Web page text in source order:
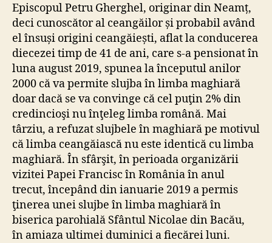
Episcopul Petru Gherghel, originar din Neamț,
deci cunoscător al ceangăilor și probabil având
el însuși origini ceangăiești, aflat la conducerea
diecezei timp de 41 de ani, care s-a pensionat în
luna august 2019, spunea la începutul anilor
2000 că va permite slujba în limba maghiară
doar dacă se va convinge că cel puţin 2% din
credincioşi nu înţeleg limba română. Mai
târziu, a refuzat slujbele în maghiară pe motivul
că limba ceangăiască nu este identică cu limba
maghiară. În sfârşit, în perioada organizării
vizitei Papei Francisc în România în anul
trecut, începând din ianuarie 2019 a permis
ţinerea unei slujbe în limba maghiară în
biserica parohială Sfântul Nicolae din Bacău,
în amiaza ultimei duminici a fiecărei luni.